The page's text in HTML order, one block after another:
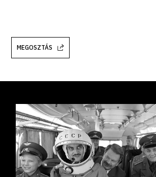
MEGOSZTÁS